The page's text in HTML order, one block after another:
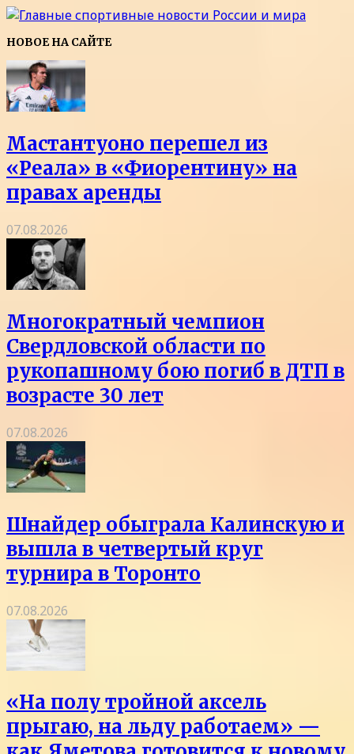
НОВОЕ НА САЙТЕ
Мастантуоно перешел из
«Реала» в «Фиорентину» на
правах аренды
07.08.2026
Многократный чемпион
Свердловской области по
рукопашному бою погиб в ДТП в
возрасте 30 лет
07.08.2026
Шнайдер обыграла Калинскую и
вышла в четвертый круг
турнира в Торонто
07.08.2026
«На полу тройной аксель
прыгаю, на льду работаем» —